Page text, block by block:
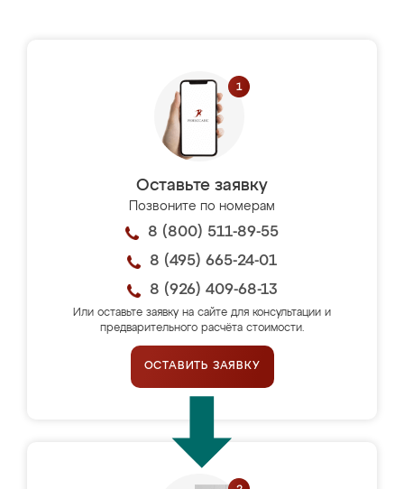
Оставьте заявку
Позвоните по номерам
8 (800) 511-89-55
8 (495) 665-24-01
8 (926) 409-68-13
Или оставьте заявку на сайте для консультации и
предварительного расчёта стоимости.
ОСТАВИТЬ ЗАЯВКУ